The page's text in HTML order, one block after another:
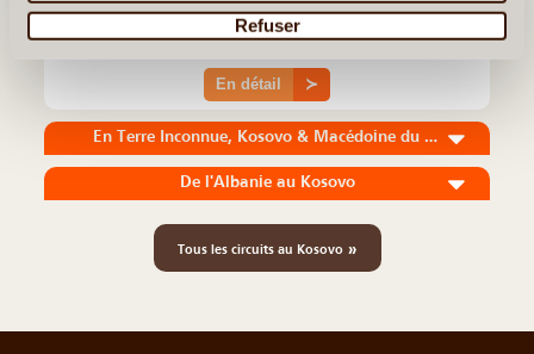
Refuser
(...)
En détail ≻
En Terre Inconnue, Kosovo & Macédoine du Nord
De l'Albanie au Kosovo
Tous les circuits au Kosovo »